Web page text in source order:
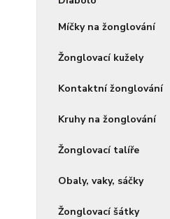
Míčky na žonglování
Žonglovací kužely
Kontaktní žonglování
Kruhy na žonglování
Žonglovací talíře
Obaly, vaky, sáčky
Žonglovací šátky